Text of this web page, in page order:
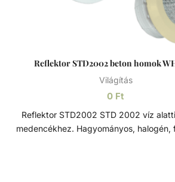
Reflektor STD2002 beton homok
Világítás
0 Ft
Reflektor STD2002 STD 2002 víz alatti világítás
medencékhez. Hagyományos, halogén,